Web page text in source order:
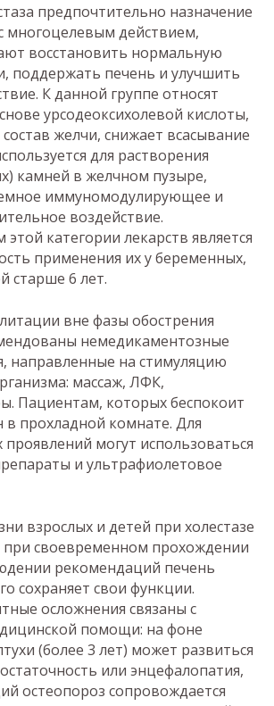
предпочтительно назначение
многоцелевым действием,
восстановить нормальную
поддержать печень и улучшить
К данной группе относят
урсодеоксихолевой кислоты,
желчи, снижает всасывание
для растворения
камней в желчном пузыре,
иммуномодулирующее и
воздействие.
категории лекарств является
применения их у беременных,
старше 6 лет.
вне фазы обострения
немедикаментозные
направленные на стимуляцию
массаж, ЛФК,
Пациентам, которых беспокоит
в прохладной комнате. Для
могут использоваться
и ультрафиолетовое
взрослых и детей при холестазе
при своевременном прохождении
рекомендаций печень
сохраняет свои функции.
осложнения связаны с
помощи: на фоне
(более 3 лет) может развиться
или энцефалопатия,
остеопороз сопровождается